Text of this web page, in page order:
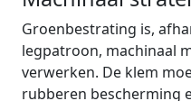
Groenbestrating is,
legpatroon, machinaal
verwerken. De klem
rubberen bescherming